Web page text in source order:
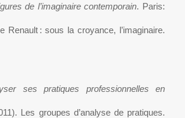
de l’imaginaire contemporain. Paris:
Renault : sous la croyance, l’imaginaire.
ses pratiques professionnelles en
Les groupes d’analyse de pratiques.